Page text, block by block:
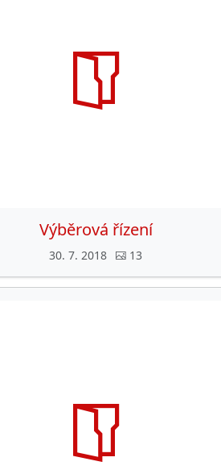
Výběrová řízení
30. 7. 2018 13